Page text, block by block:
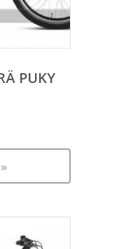
PUKY